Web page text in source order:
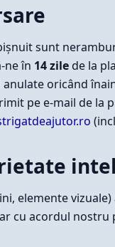
sunt
ne în 14 zile de la
anulate oricând
pe e-mail de la
elemente
cu acordul nostru